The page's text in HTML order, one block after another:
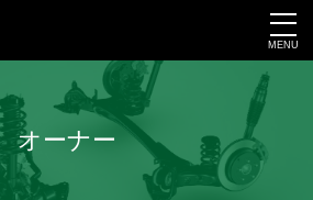
会社案内・採用・IR
MENU
オーナー